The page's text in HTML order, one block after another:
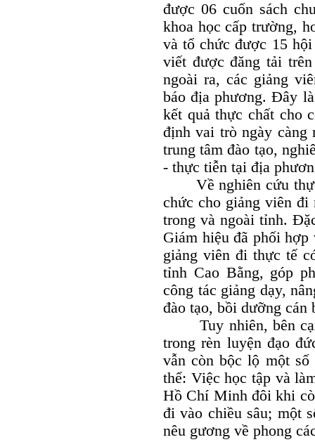
được 06 cuốn sách
khoa học cấp trường,
và tổ chức được 15
viết được đăng tải
ngoài ra, các giảng
báo địa phương. Đây
kết quả thực chất cho
định vai trò ngày
trung tâm đào tạo,
- thực tiễn tại địa
Về nghiên cứu thực
chức cho giảng viên đi
trong và ngoài tỉnh.
Giám hiệu đã phối
giảng viên đi thực tế
tỉnh Cao Bằng, góp
công tác giảng dạy,
đào tạo, bồi dưỡng cán
Tuy nhiên, bên
trong rèn luyện đạo
vẫn còn bộc lộ một số
thể: Việc học tập và
Hồ Chí Minh đôi khi
đi vào chiều sâu; một
nêu gương về phong